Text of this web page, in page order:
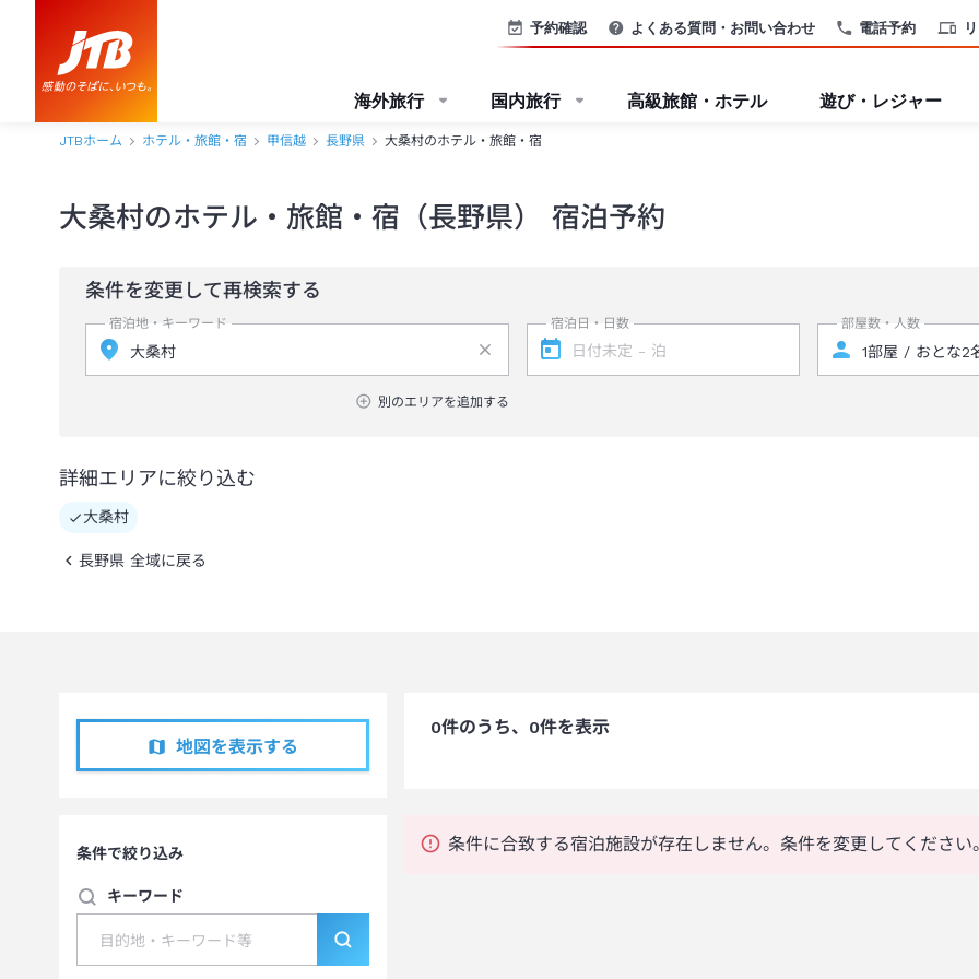
電話予約
予約確認 よくある質問・お問い合わせ
海外旅行 国内旅行 高級旅館・ホテル 遊び・レジャー
JTBホーム ホテル・旅館・宿 甲信越 長野県 大桑村のホテル・旅館・宿
大桑村のホテル・旅館・宿（長野県） 宿泊予約
条件を変更して再検索する
宿泊地・キーワード
別のエリアを追加する
宿泊日・日数 部屋数・人数
詳細エリアに絞り込む
大桑村
長野県 全域に戻る
地図を表示する
条件で絞り込み
キーワード
0件のうち、0件を表示
条件に合致する宿泊施設が存在しません。条件を変更してください